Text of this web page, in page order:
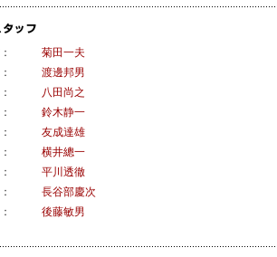
菊田一夫
渡邊邦男
八田尚之
鈴木静一
友成達雄
横井總一
平川透徹
長谷部慶次
後藤敏男